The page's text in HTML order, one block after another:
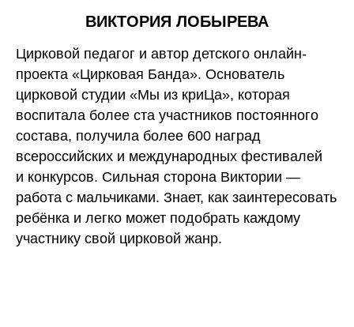
ВИКТОРИЯ ЛОБЫРЕВА
Цирковой педагог и автор детского онлайн-
проекта «Цирковая Банда». Основатель
цирковой студии «Мы из криЦа», которая
воспитала более ста участников постоянного
состава, получила более 600 наград
всероссийских и международных фестивалей
и конкурсов. Сильная сторона Виктории —
работа с мальчиками. Знает, как заинтересовать
ребёнка и легко может подобрать каждому
участнику свой цирковой жанр.